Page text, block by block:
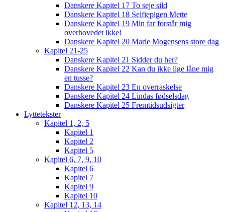
Danskere Kapitel 17 To seje sild
Danskere Kapitel 18 Selfiepigen Mette
Danskere Kapitel 19 Min far forstår mig
overhovedet ikke!
Danskere Kapitel 20 Marie Mogensens store dag
Kapitel 21-25
Danskere Kapitel 21 Sidder du her?
Danskere Kapitel 22 Kan du ikke lige låne mig
en tusse?
Danskere Kapitel 23 En overraskelse
Danskere Kapitel 24 Lindas fødselsdag
Danskere Kapitel 25 Fremtidsudsigter
Lyttetekster
Kapitel 1, 2, 5
Kapitel 1
Kapitel 2
Kapitel 5
Kapitel 6, 7, 9, 10
Kapitel 6
Kapitel 7
Kapitel 9
Kapitel 10
Kapitel 12, 13, 14